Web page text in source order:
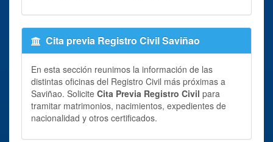
Cita previa Registro Civil Saviñao
En esta sección reunimos la información de las
distintas oficinas del Registro Civil más próximas a
Saviñao. Solicite Cita Previa Registro Civil para
tramitar matrimonios, nacimientos, expedientes de
nacionalidad y otros certificados.